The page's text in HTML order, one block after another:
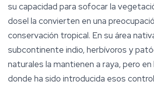
su capacidad para sofocar la
dosel la convierten en una
conservación tropical. En su área
subcontinente indio, herbívoros y
naturales la mantienen a raya, pero
donde ha sido introducida esos